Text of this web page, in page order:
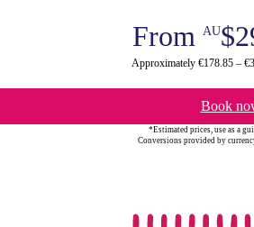
From AU
Approximately €178.85 –
Book
*Estimated prices, use as a
Conversions provided by